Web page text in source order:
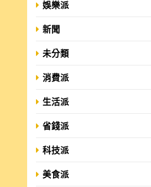
娛樂派
新聞
未分類
消費派
生活派
省錢派
科技派
美食派